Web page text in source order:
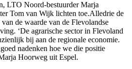
LTO Noord-bestuurder Marja
Tom van Wijk lichten toe.Alledrie de
de waarde van de Flevolandse
‘De agrarische sector in Flevoland
bij aan de regionale economie.
nadenken hoe we die positie
Hoorweg uit Espel.